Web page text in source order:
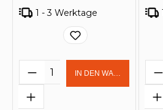
1 - 3 Werktage
Produkt Anzahl:
IN DEN WARENKORB